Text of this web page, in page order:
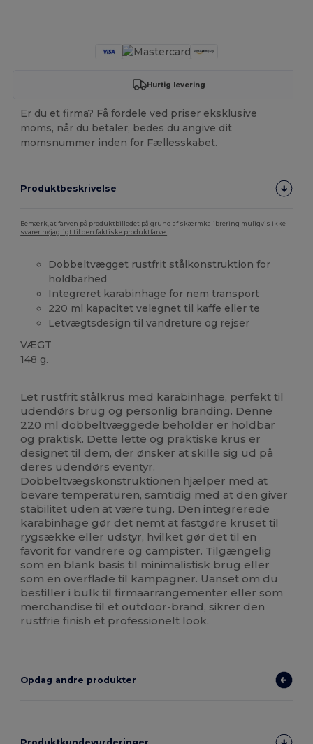
Hurtig levering
Er du et firma? Få fordele ved priser eksklusive
moms, når du betaler, bedes du angive dit
momsnummer inden for Fællesskabet.
Produktbeskrivelse
Bemærk, at farven på produktbilledet på grund af skærmkalibrering muligvis ikke
svarer nøjagtigt til den faktiske produktfarve.
Dobbeltvægget rustfrit stålkonstruktion for
holdbarhed
Integreret karabinhage for nem transport
220 ml kapacitet velegnet til kaffe eller te
Letvægtsdesign til vandreture og rejser
VÆGT
148 g.
Let rustfrit stålkrus med karabinhage, perfekt til
udendørs brug og personlig branding. Denne
220 ml dobbeltvæggede beholder er holdbar
og praktisk. Dette lette og praktiske krus er
designet til dem, der ønsker at skille sig ud på
deres udendørs eventyr.
Dobbeltvægskonstruktionen hjælper med at
bevare temperaturen, samtidig med at den giver
stabilitet uden at være tung. Den integrerede
karabinhage gør det nemt at fastgøre kruset til
rygsække eller udstyr, hvilket gør det til en
favorit for vandrere og campister. Tilgængelig
som en blank basis til minimalistisk brug eller
som en overflade til kampagner. Uanset om du
bestiller i bulk til firmaarrangementer eller som
merchandise til et outdoor-brand, sikrer den
rustfrie finish et professionelt look.
Opdag andre produkter